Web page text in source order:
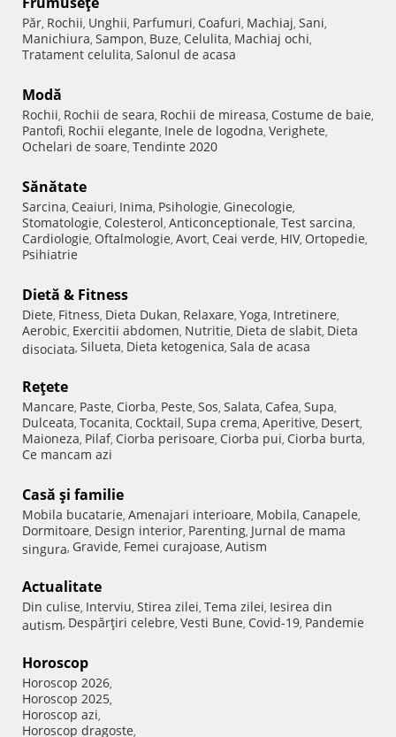
Păr, Rochii, Unghii, Parfumuri, Coafuri, Machiaj, Sani,
Manichiura, Sampon, Buze, Celulita, Machiaj ochi,
Tratament celulita, Salonul de acasa
Modă
Rochii, Rochii de seara, Rochii de mireasa, Costume de baie,
Pantofi, Rochii elegante, Inele de logodna, Verighete,
Ochelari de soare, Tendinte 2020
Sănătate
Sarcina, Ceaiuri, Inima, Psihologie, Ginecologie,
Stomatologie, Colesterol, Anticonceptionale, Test sarcina,
Cardiologie, Oftalmologie, Avort, Ceai verde, HIV, Ortopedie,
Psihiatrie
Dietă & Fitness
Diete, Fitness, Dieta Dukan, Relaxare, Yoga, Intretinere,
Aerobic, Exercitii abdomen, Nutritie, Dieta de slabit, Dieta
disociata, Silueta, Dieta ketogenica, Sala de acasa
Reţete
Mancare, Paste, Ciorba, Peste, Sos, Salata, Cafea, Supa,
Dulceata, Tocanita, Cocktail, Supa crema, Aperitive, Desert,
Maioneza, Pilaf, Ciorba perisoare, Ciorba pui, Ciorba burta,
Ce mancam azi
Casă şi familie
Mobila bucatarie, Amenajari interioare, Mobila, Canapele,
Dormitoare, Design interior, Parenting, Jurnal de mama
singura, Gravide, Femei curajoase, Autism
Actualitate
Din culise, Interviu, Stirea zilei, Tema zilei, Iesirea din
autism, Despărţiri celebre, Vesti Bune, Covid-19, Pandemie
Horoscop
Horoscop 2026,
Horoscop 2025,
Horoscop azi,
Horoscop dragoste,